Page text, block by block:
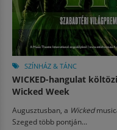
SZÍNHÁZ & TÁNC
WICKED-hangulat
Wicked Week
Augusztusban, a Wicked
Szeged több pontján...